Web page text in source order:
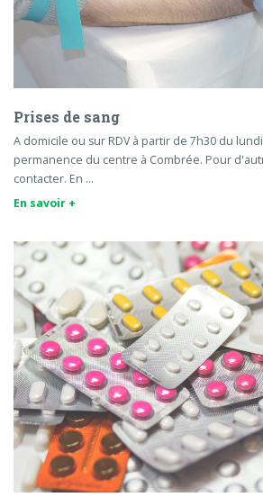
Prises de sang
A domicile ou sur RDV à partir de 7h30 du
permanence du centre à Combrée. Pour
contacter. En …
En savoir +